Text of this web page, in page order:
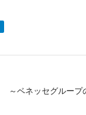
～ベネッセグルー